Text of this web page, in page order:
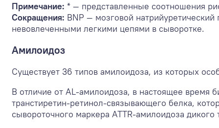
Примечание: * — представленные соотношения
Сокращения: BNP — мозговой
невовлеченными легкими цепями в сыворотке.
Амилоидоз
Существует 36 типов амилоидоза, из которых
В отличие от AL-амилоидоза, в настоящее время
транстиретин-ретинол-связывающего белка,
сывороточного маркера ATTR-амилоидоза